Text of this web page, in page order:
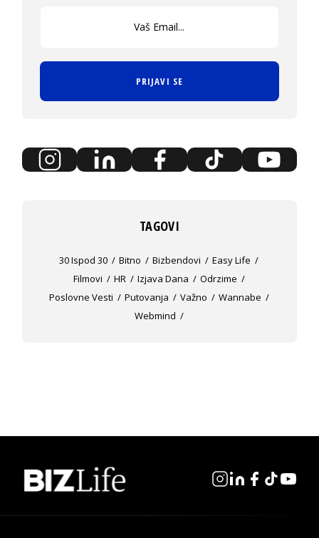
PRIJAVI SE
TAGOVI
30 Ispod 30 Bitno Bizbendovi
Easy Life
Filmovi
HR Izjava Dana
Odrzime
Poslovne Vesti
Putovanja Važno
Wannabe
Webmind